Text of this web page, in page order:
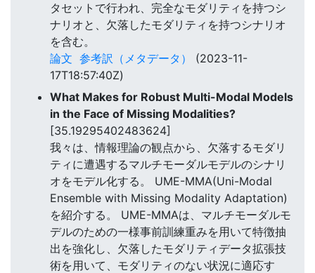
タセットで行われ、完全なモダリティを持つシ
ナリオと、欠落したモダリティを持つシナリオ
を含む。
論文 参考訳（メタデータ）
(2023-11-
17T18:57:40Z)
What Makes for Robust Multi-Modal Models
in the Face of Missing Modalities?
[35.19295402483624]
我々は、情報理論の観点から、欠落するモダリ
ティに遭遇するマルチモーダルモデルのシナリ
オをモデル化する。 UME-MMA(Uni-Modal
Ensemble with Missing Modality Adaptation)
を紹介する。 UME-MMAは、マルチモーダルモ
デルのための一様事前訓練重みを用いて特徴抽
出を強化し、欠落したモダリティデータ拡張技
術を用いて、モダリティのない状況に適応す